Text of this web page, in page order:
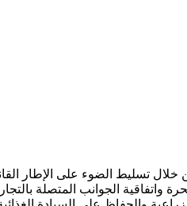
خلال تسليط الضوء على الإطار